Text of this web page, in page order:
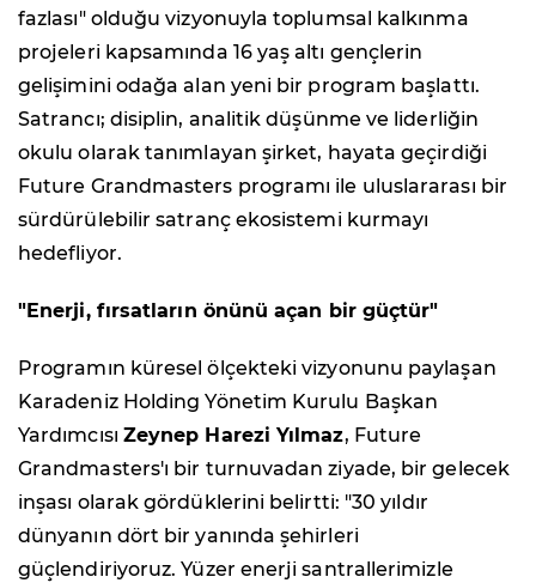
fazlası" olduğu vizyonuyla toplumsal kalkınma
projeleri kapsamında 16 yaş altı gençlerin
gelişimini odağa alan yeni bir program başlattı.
Satrancı; disiplin, analitik düşünme ve liderliğin
okulu olarak tanımlayan şirket, hayata geçirdiği
Future Grandmasters programı ile uluslararası bir
sürdürülebilir satranç ekosistemi kurmayı
hedefliyor.
"Enerji, fırsatların önünü açan bir güçtür"
Programın küresel ölçekteki vizyonunu paylaşan
Karadeniz Holding Yönetim Kurulu Başkan
Yardımcısı Zeynep Harezi Yılmaz, Future
Grandmasters'ı bir turnuvadan ziyade, bir gelecek
inşası olarak gördüklerini belirtti: "30 yıldır
dünyanın dört bir yanında şehirleri
güçlendiriyoruz. Yüzer enerji santrallerimizle